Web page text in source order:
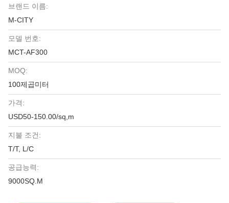
브랜드 이름:
M-CITY
모델 번호:
MCT-AF300
MOQ:
100제곱미터
가격:
USD50-150.00/sq,m
지불 조건:
T/T, L/C
공급능력:
9000SQ.M